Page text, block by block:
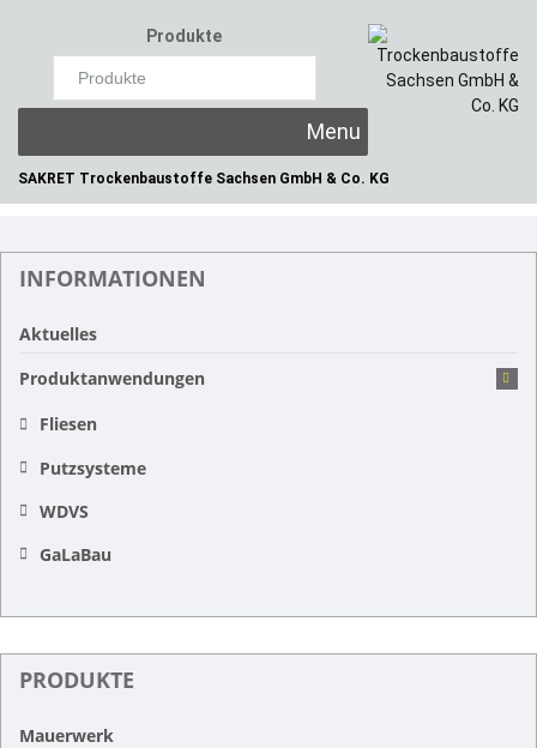
Produkte
×
SAKRET Trockenbaustoffe Sachsen GmbH & Co. KG
content
INFORMATIONEN
Aktuelles
Produktanwendungen
Fliesen
Putzsysteme
WDVS
GaLaBau
PRODUKTE
Mauerwerk